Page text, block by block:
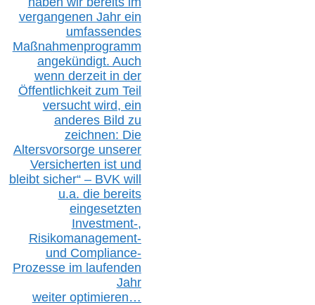
vergangenen Jahr ein
umfassendes
Maßnahmenprogramm
angekündigt. Auch
wenn derzeit in der
Öffentlichkeit zum Teil
versucht wird, ein
anderes Bild zu
zeichnen: Die
Altersvorsorge unserer
Versicherten ist und
bleibt sicher“ – BVK will
u.a. die bereits
eingesetzten
Investment-,
Risikomanagement-
und Compliance-
Prozesse im laufenden
Jahr
weiter optimieren…